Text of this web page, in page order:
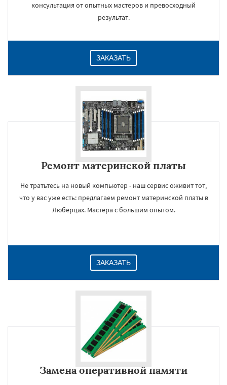
консультация от опытных мастеров и превосходный
результат.
ЗАКАЗАТЬ
Ремонт материнской платы
Не тратьтесь на новый компьютер - наш сервис оживит тот,
что у вас уже есть: предлагаем ремонт материнской платы в
Люберцах. Мастера с большим опытом.
ЗАКАЗАТЬ
Замена оперативной памяти